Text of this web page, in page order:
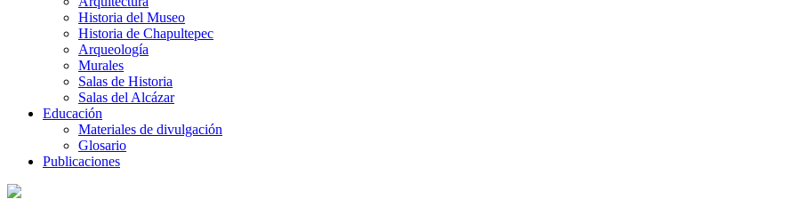
Historia del Museo
Historia de Chapultepec
Arqueología
Murales
Salas de Historia
Salas del Alcázar
Educación
Materiales de divulgación
Glosario
Publicaciones